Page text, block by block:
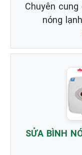
Chuyên
nóng
SỬA BÌNH